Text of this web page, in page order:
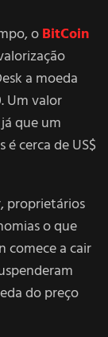
oBitCoin
a moeda
Um valor
que um
cerca de US$
proprietários
o que
comece a cair
do preço